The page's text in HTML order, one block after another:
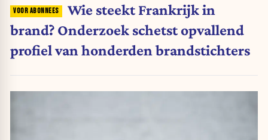
Wie steekt Frankrijk in
brand? Onderzoek schetst opvallend
profiel van honderden brandstichters